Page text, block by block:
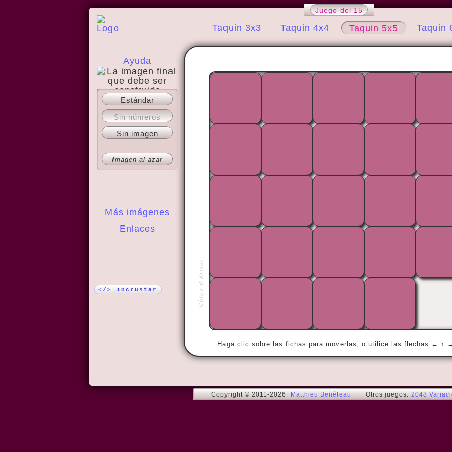
Juego del 15
Taquin 3x3 Taquin 4x4 Taquin 5x5 Taquin
Ayuda
Acerca del sitio
Más imágenes
Enlaces
Estándar
Sin números
Sin imagen
Imagen al azar
</> Incrustar Côtes d'Armor
Haga clic sobre las fichas para moverlas, o utilice las flechas ← ↑
« He who has overcome his fears will truly
Copyright © 2011-2026 Matthieu Benéteau Otros juegos: 2048